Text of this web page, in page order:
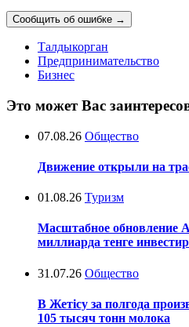
Сообщить об ошибке →
Талдыкорган
Предпринимательство
Бизнес
Это может Вас
07.08.26 Общество
Движение открыли на
01.08.26 Туризм
Масштабное обновление
миллиарда тенге
31.07.26 Общество
В Жетісу за полгода
105 тысяч тонн молока